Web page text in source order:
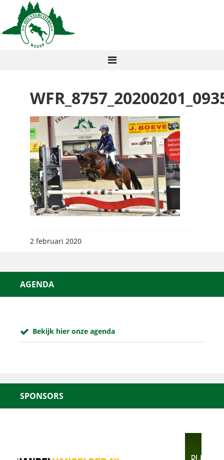
2 februari 2020
AGENDA
Bekijk hier onze agenda
SPONSORS